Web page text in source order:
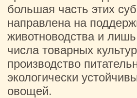
большая часть этих
направлена ​​на
животноводства и
числа товарных
производство
экологически
овощей.